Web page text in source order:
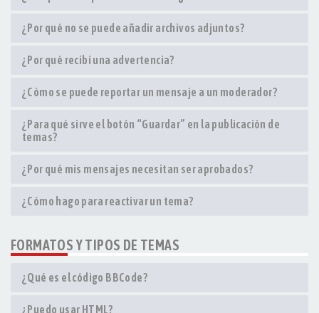
¿Por qué no se puede añadir archivos adjuntos?
¿Por qué recibí una advertencia?
¿Cómo se puede reportar un mensaje a un moderador?
¿Para qué sirve el botón “Guardar” en la publicación de
temas?
¿Por qué mis mensajes necesitan ser aprobados?
¿Cómo hago para reactivar un tema?
FORMATOS Y TIPOS DE TEMAS
¿Qué es el código BBCode?
¿Puedo usar HTML?